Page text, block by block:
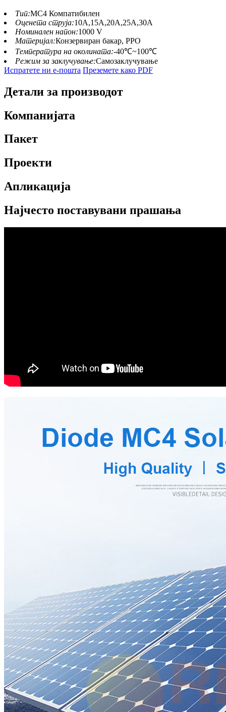
Тип:MC4 Компатибилен
Оценета струја:10А,15А,20А,25А,30А
Номинален напон:1000 V
Материјал:Конзервиран бакар, PPO
Температура на околината:-40℃~100℃
Режим за заклучување:Самозаклучување
Испратете ни е-пошта Преземете како PDF
Детали за производот
Компанијата
Пакет
Проекти
Апликација
Најчесто поставувани прашања